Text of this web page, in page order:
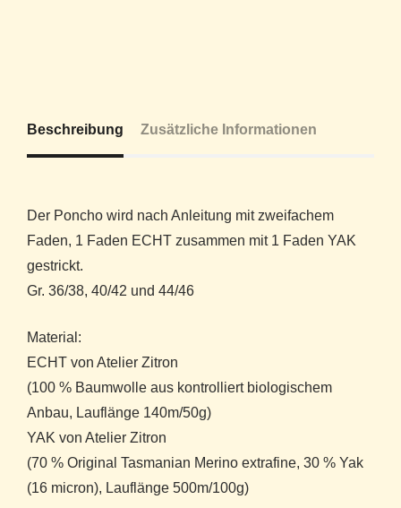
Beschreibung Zusätzliche Informationen
Der Poncho wird nach Anleitung mit zweifachem
Faden, 1 Faden ECHT zusammen mit 1 Faden YAK
gestrickt.
Gr. 36/38, 40/42 und 44/46
Material:
ECHT von Atelier Zitron
(100 % Baumwolle aus kontrolliert biologischem
Anbau, Lauflänge 140m/50g)
YAK von Atelier Zitron
(70 % Original Tasmanian Merino extrafine, 30 % Yak
(16 micron), Lauflänge 500m/100g)